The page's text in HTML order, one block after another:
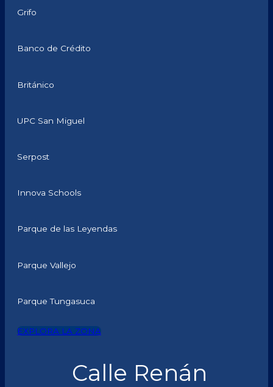
Grifo
Banco de Crédito
Británico
UPC San Miguel
Serpost
Innova Schools
Parque de las Leyendas
Parque Vallejo
Parque Tungasuca
EXPLORA LA ZONA
Calle Renán